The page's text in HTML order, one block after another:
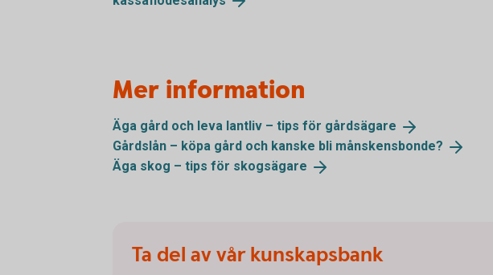
Mer information
Äga gård och leva lantliv – tips för gårdsägare
Gårdslån – köpa gård och kanske bli månskensbonde?
Äga skog – tips för skogsägare
Ta del av vår kunskapsbank